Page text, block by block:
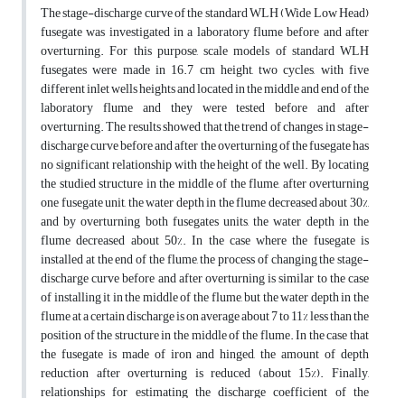
The stage-discharge curve of the standard WLH (Wide Low Head)
fusegate was investigated in a laboratory flume before and after
overturning. For this purpose, scale models of standard WLH
fusegates were made in 16.7 cm height, two cycles, with five
different inlet wells heights and located in the middle and end of the
laboratory flume and they were tested before and after
overturning. The results showed that the trend of changes in stage-
discharge curve before and after the overturning of the fusegate has
no significant relationship with the height of the well. By locating
the studied structure in the middle of the flume, after overturning
one fusegate unit, the water depth in the flume decreased about 30%,
and by overturning both fusegates units, the water depth in the
flume decreased about 50%. In the case where the fusegate is
installed at the end of the flume, the process of changing the stage-
discharge curve before and after overturning is similar to the case
of installing it in the middle of the flume, but the water depth in the
flume at a certain discharge is on average about 7 to 11% less than the
position of the structure in the middle of the flume. In the case that
the fusegate is made of iron and hinged, the amount of depth
reduction after overturning is reduced (about 15%). Finally,
relationships for estimating the discharge coefficient of the